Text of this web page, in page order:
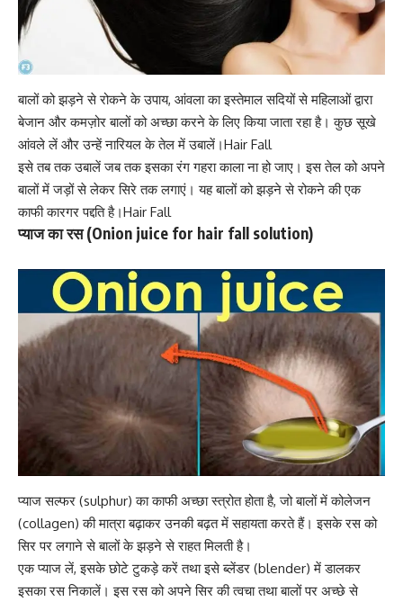
बालों को झड़ने से रोकने के उपाय, आंवला का इस्तेमाल सदियों से महिलाओं द्वारा
बेजान और कमज़ोर बालों को अच्छा करने के लिए किया जाता रहा है। कुछ सूखे
आंवले लें और उन्हें नारियल के तेल में उबालें।Hair Fall
इसे तब तक उबालें जब तक इसका रंग गहरा काला ना हो जाए। इस तेल को अपने
बालों में जड़ों से लेकर सिरे तक लगाएं। यह बालों को झड़ने से रोकने की एक
काफी कारगर पद्दति है।Hair Fall
प्याज का रस (Onion juice for hair fall solution)
प्याज सल्फर (sulphur) का काफी अच्छा स्त्रोत होता है, जो बालों में कोलेजन
(collagen) की मात्रा बढ़ाकर उनकी बढ़त में सहायता करते हैं। इसके रस को
सिर पर लगाने से बालों के झड़ने से राहत मिलती है।
एक प्याज लें, इसके छोटे टुकड़े करें तथा इसे ब्लेंडर (blender) में डालकर
इसका रस निकालें। इस रस को अपने सिर की त्वचा तथा बालों पर अच्छे से